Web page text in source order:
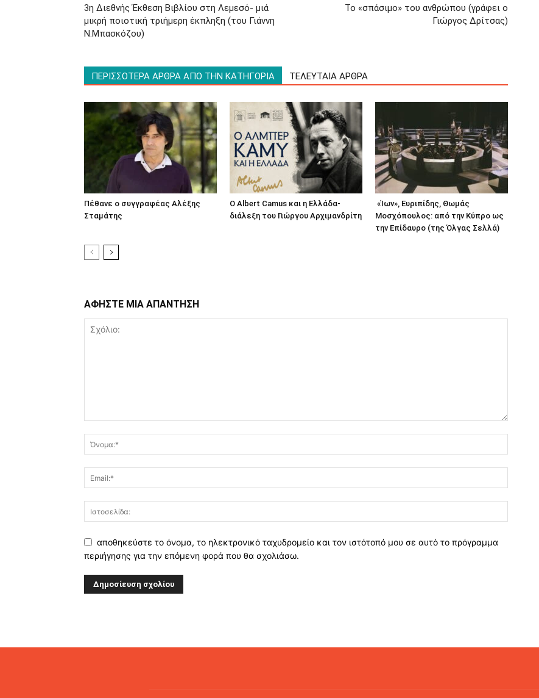
3η Διεθνής Έκθεση Βιβλίου στη Λεμεσό- μιά
μικρή ποιοτική τριήμερη έκπληξη (του Γιάννη
Ν.Μπασκόζου)
Το «σπάσιμο» του ανθρώπου (γράφει ο
Γιώργος Δρίτσας)
ΠΕΡΙΣΣΟΤΕΡΑ ΑΡΘΡΑ ΑΠΟ ΤΗΝ ΚΑΤΗΓΟΡΙΑ ΤΕΛΕΥΤΑΙΑ ΑΡΘΡΑ
Πέθανε ο συγγραφέας Αλέξης
Σταμάτης
O Albert Camus και η Ελλάδα-
διάλεξη του Γιώργου Αρχιμανδρίτη
«Ίων», Ευριπίδης, Θωμάς
Μοσχόπουλος: από την Κύπρο ως
την Επίδαυρο (της Όλγας Σελλά)
ΑΦΗΣΤΕ ΜΙΑ ΑΠΑΝΤΗΣΗ
αποθηκεύστε το όνομα, το ηλεκτρονικό ταχυδρομείο και τον ιστότοπό μου σε αυτό το πρόγραμμα
περιήγησης για την επόμενη φορά που θα σχολιάσω.